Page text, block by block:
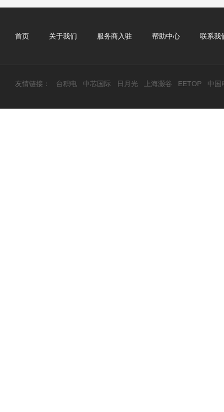
首页 关于我们 服务商入驻 帮助中心 联系我
友情链接： 台积电 中芯国际 日月光 上海灏谷 EETOP 中国